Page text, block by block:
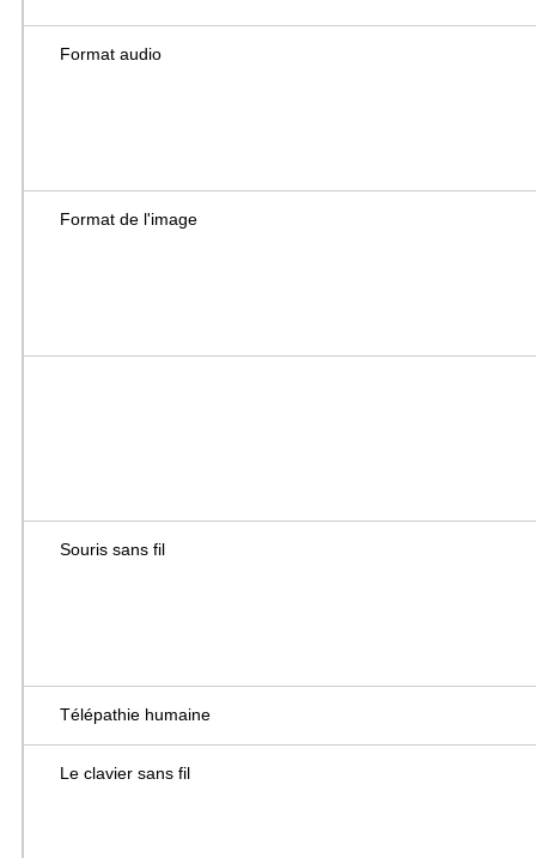
Format audio
Format de l'image
Souris sans fil
Télépathie humaine
Le clavier sans fil